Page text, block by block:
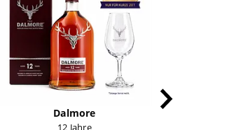
Dalmore
12 Jahre